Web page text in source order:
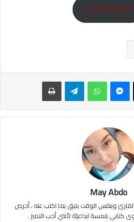
01060256897
ماسنجر واتساب تيلقرام طباعة
May Abdo
وبنفس الوقت يليق بما اكتب عنه ، أحرص
بلمسة ابداعيّة لأنني أحب التميز .